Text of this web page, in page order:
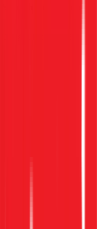
Chữa Chuyên
giới hạn. Hãy liên